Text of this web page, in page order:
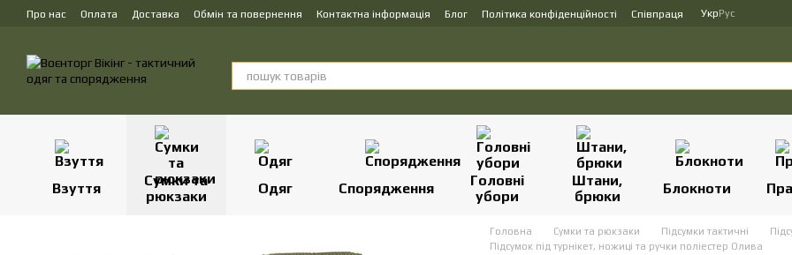
Перейти до основного контенту
Про нас Оплата Доставка Обмін та повернення Контактна інформація Блог Політика конфіденційності Співпраця УкрРус
Взуття
Сумки та
рюкзаки
Одяг Спорядження
Головні
убори
Штани,
брюки
Блокноти
Головна Сумки та рюкзаки Підсумки тактичні
Підсумок під турнікет, ножиці та ручки поліестер Олива